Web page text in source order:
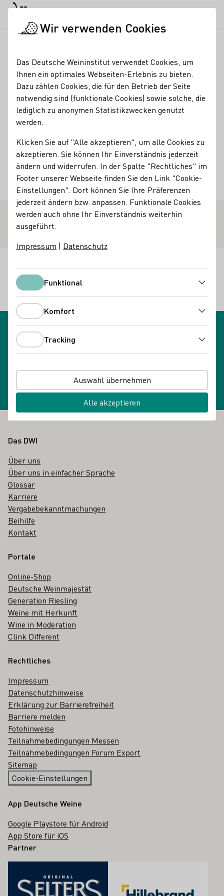
Merlot Eliza Kempinska
i Leszek Kempinski SJ
Fakten
Land
Polen
Ort
Puszczykowo
WEINERZEUGER
Kontakt
Merlot Eliza Kempinska i Leszek Kempinski SJ
62-040 Puszczykowo
Newsletteranmeldung
Fußbereich
Das DWI
Über uns
Über uns in einfacher Sprache
Glossar
Karriere
Vergabebekanntmachungen
Beihilfe
Kontakt
Portale
Online-Shop
Deutsche Weinmajestät
Generation Riesling
Weine mit Herkunft
Wine in Moderation
Clink Different
Rechtliches
Impressum
Datenschutzhinweise
Erklärung zur Barrierefreiheit
Barriere melden
Fotohinweise
Teilnahmebedingungen Messen
Teilnahmebedingungen Forum Export
Sitemap
Cookie-Einstellungen
Wir verwenden Cookies
Das Deutsche Weininstitut verwendet Cookies, um
Ihnen ein optimales Webseiten-Erlebnis zu bieten.
Dazu zählen Cookies, die für den Betrieb der Seite
notwendig sind (funktionale Cookies) sowie solche, die
lediglich zu anonymen Statistikzwecken genutzt
werden.
Klicken Sie auf "Alle akzeptieren", um alle Cookies zu
akzeptieren. Sie können Ihr Einverständnis jederzeit
ändern und widerrufen. In der Spalte "Rechtliches" im
Footer unserer Webseite finden Sie den Link "Cookie-
Einstellungen". Dort können Sie Ihre Präferenzen
jederzeit ändern bzw. anpassen. Funktionale Cookies
werden auch ohne Ihr Einverständnis weiterhin
ausgeführt.
Impressum | Datenschutz
FunktionalFunktional
Komfort
Tracking
Auswahl übernehmen
Alle akzeptieren
App Deutsche Weine
Google Playstore für Android
App Store für iOS
Partner